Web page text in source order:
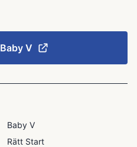
Baby V
Baby V
Rätt Start